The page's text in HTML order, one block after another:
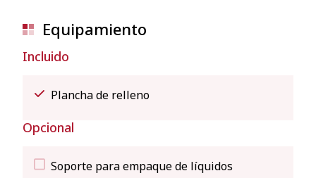
Equipamiento
Incluido
Plancha de relleno
Opcional
Soporte para empaque de líquidos